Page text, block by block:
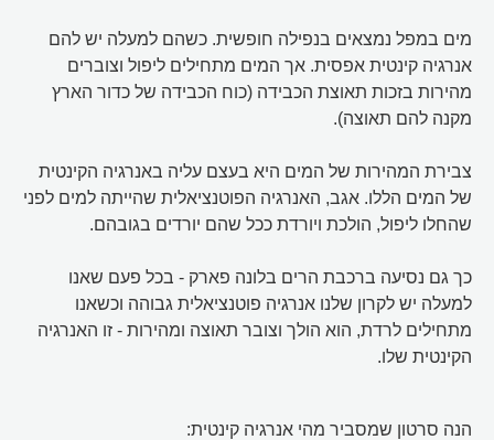
מים במפל נמצאים בנפילה חופשית. כשהם למעלה יש להם
אנרגיה קינטית אפסית. אך המים מתחילים ליפול וצוברים
מהירות בזכות תאוצת הכבידה (כוח הכבידה של כדור הארץ
מקנה להם תאוצה).
צבירת המהירות של המים היא בעצם עליה באנרגיה הקינטית
של המים הללו. אגב, האנרגיה הפוטנציאלית שהייתה למים לפני
שהחלו ליפול, הולכת ויורדת ככל שהם יורדים בגובהם.
כך גם נסיעה ברכבת הרים בלונה פארק - בכל פעם שאנו
למעלה יש לקרון שלנו אנרגיה פוטנציאלית גבוהה וכשאנו
מתחילים לרדת, הוא הולך וצובר תאוצה ומהירות - זו האנרגיה
הקינטית שלו.
הנה סרטון שמסביר מהי אנרגיה קינטית: